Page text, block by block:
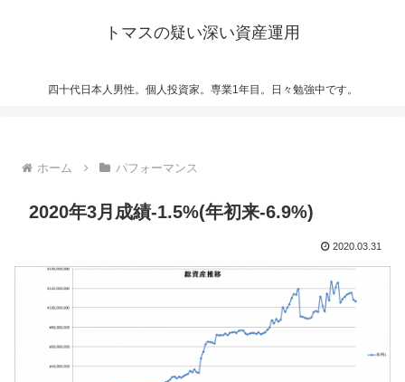
トマスの疑い深い資産運用
四十代日本人男性。個人投資家。専業1年目。日々勉強中です。
ホーム パフォーマンス
2020年3月成績-1.5%(年初来-6.9%)
2020.03.31